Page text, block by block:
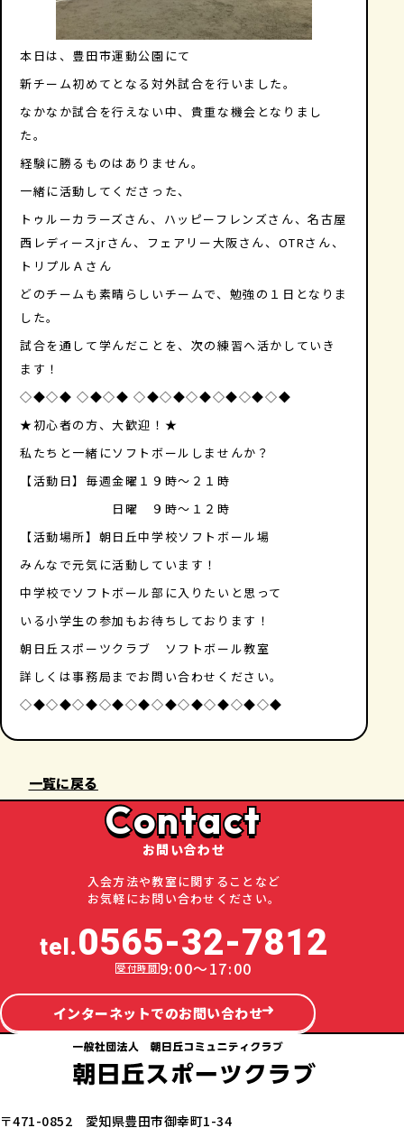
本日は、豊田市運動公園にて
新チーム初めてとなる対外試合を行いました。
なかなか試合を行えない中、貴重な機会となりまし
た。
経験に勝るものはありません。
一緒に活動してくださった、
トゥルーカラーズさん、ハッピーフレンズさん、名古屋
西レディースjrさん、フェアリー大阪さん、OTRさん、
トリプルＡさん
どのチームも素晴らしいチームで、勉強の１日となりま
した。
試合を通して学んだことを、次の練習へ活かしていき
ます！
◇◆◇◆ ◇◆◇◆ ◇◆◇◆◇◆◇◆◇◆◇◆
★初心者の方、大歓迎！★
私たちと一緒にソフトボールしませんか？
【活動日】毎週金曜１９時〜２１時
日曜 ９時〜１２時
【活動場所】朝日丘中学校ソフトボール場
みんなで元気に活動しています！
中学校でソフトボール部に入りたいと思って
いる小学生の参加もお待ちしております！
朝日丘スポーツクラブ ソフトボール教室
詳しくは事務局までお問い合わせください。
◇◆◇◆◇◆◇◆◇◆◇◆◇◆◇◆◇◆◇◆
一覧に戻る
Contact
お問い合わせ
入会方法や教室に関することなど
お気軽にお問い合わせください。
tel.0565-32-7812
9:00～17:00
インターネットでのお問い合わせ
〒471-0852 愛知県豊田市御幸町1-34